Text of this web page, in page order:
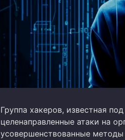
Группа хакеров, известная
целенаправленные атаки на
усовершенствованные